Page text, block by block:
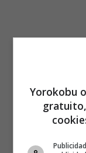
anteriores
Yorokobu